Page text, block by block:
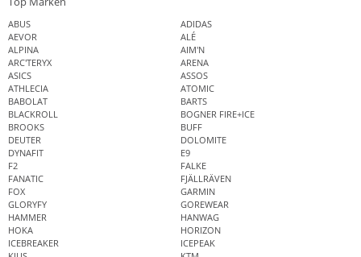
ABUS
ADIDAS
AEVOR
ALÉ
ALPINA
AIM'N
ARC'TERYX
ARENA
ASICS
ASSOS
ATHLECIA
ATOMIC
BABOLAT
BARTS
BLACKROLL
BOGNER FIRE+ICE
BROOKS
BUFF
DEUTER
DOLOMITE
DYNAFIT
E9
F2
FALKE
FANATIC
FJÄLLRÄVEN
FOX
GARMIN
GLORYFY
GOREWEAR
HAMMER
HANWAG
HOKA
HORIZON
ICEBREAKER
ICEPEAK